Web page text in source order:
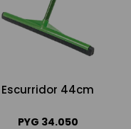
Escurridor 44cm
PYG 34.050